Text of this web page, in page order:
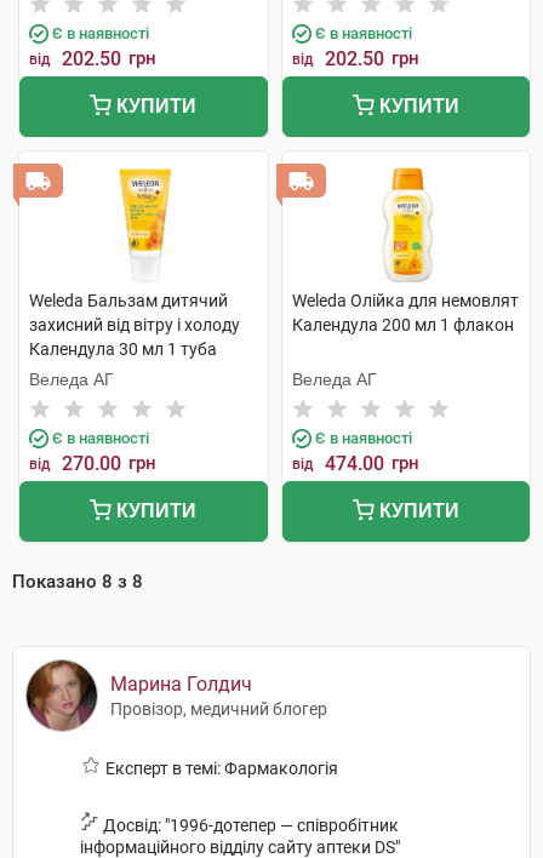
Є в наявності
від 202.50 грн
КУПИТИ
Є в наявності
від 202.50 грн
КУПИТИ
Weleda Бальзам дитячий
захисний від вітру і холоду
Календула 30 мл 1 туба
Веледа АГ
Є в наявності
від 270.00 грн
КУПИТИ
Weleda Олійка для немовлят
Календула 200 мл 1 флакон
Веледа АГ
Є в наявності
від 474.00 грн
КУПИТИ
Показано 8 з 8
Марина Голдич
Провізор, медичний блогер
Експерт в темі: Фармакологія
Досвід: "1996-дотепер — співробітник
інформаційного відділу сайту аптеки DS"